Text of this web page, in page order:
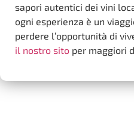
sapori autentici dei vini
ogni esperienza è un
perdere l’opportunità di
il nostro sito per maggiori